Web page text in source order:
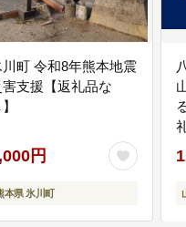
川町 令和8年熊本地震
害支援【返礼品な
円
本県 氷川町